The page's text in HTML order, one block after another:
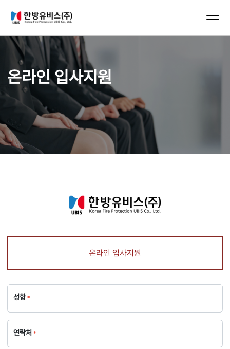
메인 메뉴 바로가기
온라인 입사지원
온라인 입사지원
입사지원하기
성함
연락처